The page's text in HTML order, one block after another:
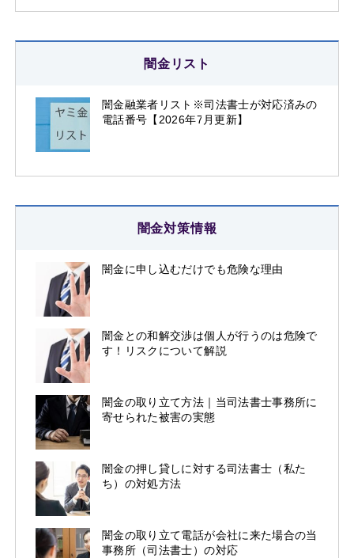
闇金リスト
闇金融業者リスト※司法書士が対応済みの
電話番号【2026年7月更新】
闇金対策情報
闇金に申し込むだけでも危険な理由
闇金との和解交渉は個人が行うのは危険で
す！リスクについて解説
闇金の取り立て方法｜当司法書士事務所に
寄せられた被害の実態
闇金の押し貸しに対する司法書士（私た
ち）の対処方法
闇金の取り立て電話が会社に来た場合の当
事務所（司法書士）の対応